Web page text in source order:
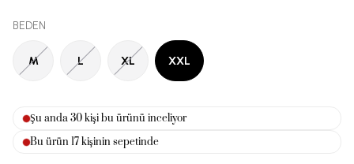
BEDEN
M L XL XXL
Şu anda30kişi bu ürünü inceliyor
Bu ürün17kişinin sepetinde